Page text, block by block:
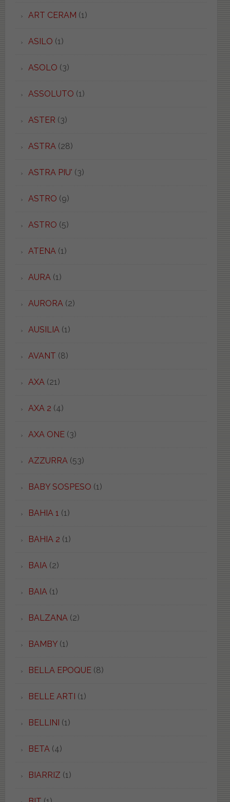
ART CERAM (1)
ASILO (1)
ASOLO (3)
ASSOLUTO (1)
ASTER (3)
ASTRA (28)
ASTRA PIU' (3)
ASTRO (9)
ASTRO (5)
ATENA (1)
AURA (1)
AURORA (2)
AUSILIA (1)
AVANT (8)
AXA (21)
AXA 2 (4)
AXA ONE(3)
AZZURRA (53)
BABY SOSPESO (1)
BAHIA 1 (1)
BAHIA 2 (1)
BAIA (2)
BAIA (1)
BALZANA (2)
BAMBY(1)
BELLA EPOQUE(8)
BELLE ARTI (1)
BELLINI (1)
BETA (4)
BIARRIZ (1)